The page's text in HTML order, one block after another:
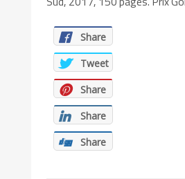
Share
Tweet
Share
Share
Share